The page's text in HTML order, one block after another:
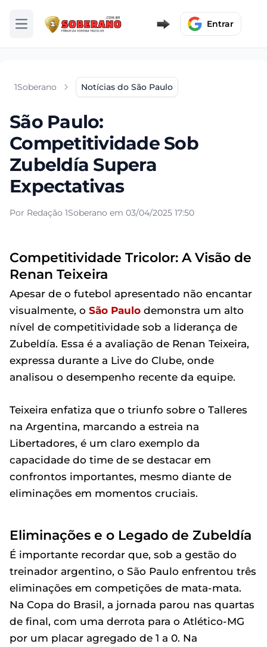
Abrir menu Entrar
1Soberano Notícias do São Paulo
São Paulo:
Competitividade Sob
Zubeldía Supera
Expectativas
Por Redação 1Soberano em 03/04/2025 17:50
Competitividade Tricolor: A Visão de
Renan Teixeira
Apesar de o futebol apresentado não encantar
visualmente, o São Paulo demonstra um alto
nível de competitividade sob a liderança de
Zubeldía. Essa é a avaliação de Renan Teixeira,
expressa durante a Live do Clube, onde
analisou o desempenho recente da equipe.
Teixeira enfatiza que o triunfo sobre o Talleres
na Argentina, marcando a estreia na
Libertadores, é um claro exemplo da
capacidade do time de se destacar em
confrontos importantes, mesmo diante de
eliminações em momentos cruciais.
Eliminações e o Legado de Zubeldía
É importante recordar que, sob a gestão do
treinador argentino, o São Paulo enfrentou três
eliminações em competições de mata-mata.
Na Copa do Brasil, a jornada parou nas quartas
de final, com uma derrota para o Atlético-MG
por um placar agregado de 1 a 0. Na